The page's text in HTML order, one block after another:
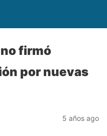
firmó
por nuevas
5 años ago